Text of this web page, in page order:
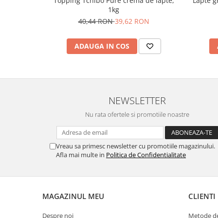
1kg
40,44 RON39,62 RON
ADAUGA IN COS
NEWSLETTER
Nu rata ofertele si promotiile noastre
Vreau sa primesc newsletter cu promotiile magazinului.
Afla mai multe in Politica de Confidentialitate
MAGAZINUL MEU
Despre noi
CLIENTI
Metode